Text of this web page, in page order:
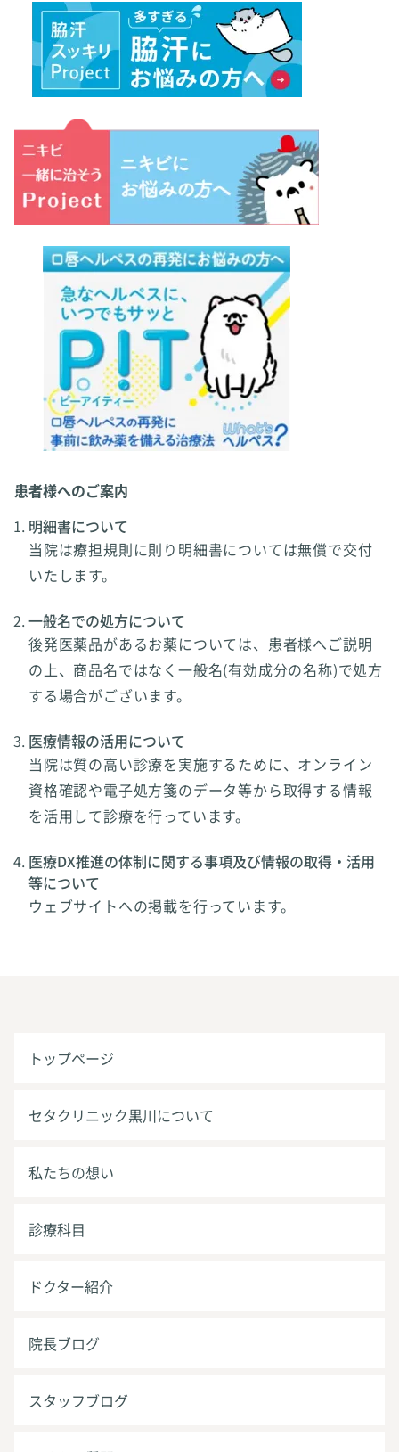
患者様へのご案内
明細書について
当院は療担規則に則り明細書については無償で交付
いたします。
一般名での処方について
後発医薬品があるお薬については、患者様へご説明
の上、商品名ではなく一般名(有効成分の名称)で処方
する場合がございます。
医療情報の活用について
当院は質の高い診療を実施するために、オンライン
資格確認や電子処方箋のデータ等から取得する情報
を活用して診療を行っています。
医療DX推進の体制に関する事項及び情報の取得・活用
等について
ウェブサイトへの掲載を行っています。
トップページ
セタクリニック黒川について
私たちの想い
診療科目
ドクター紹介
院長ブログ
スタッフブログ